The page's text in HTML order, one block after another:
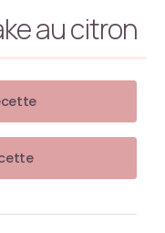
au citron